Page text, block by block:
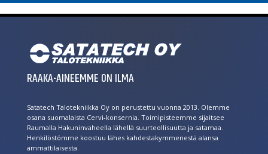
RAAKA-AINEEMME ON ILMA
Satatech Talotekniikka Oy on perustettu vuonna 2013. Olemme
osana suomalaista Cervi-konsernia. Toimipisteemme sijaitsee
Raumalla Hakuninvaheella lähellä suurteollisuutta ja satamaa.
Henkilöstömme koostuu lähes kahdestakymmenestä alansa
ammattilaisesta.